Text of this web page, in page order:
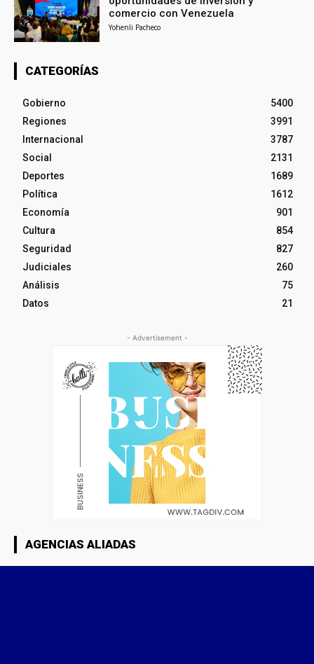
comercio con Venezuela
Yohenli Pacheco
CATEGORÍAS
Gobierno
5400
Regiones
3991
Internacional
3787
Social
2131
Deportes
1689
Política
1612
Economía
901
Cultura
854
Seguridad
827
Judiciales
260
Análisis
75
Datos
21
- Advertisement -
AGENCIAS ALIADAS